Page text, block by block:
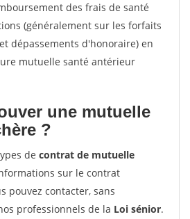
des frais de santé
(généralement sur les forfaits
dépassements d'honoraire) en
mutuelle santé antérieur
une mutuelle
?
de contrat de mutuelle
sur le contrat
pouvez contacter, sans
professionnels de la Loi sénior.